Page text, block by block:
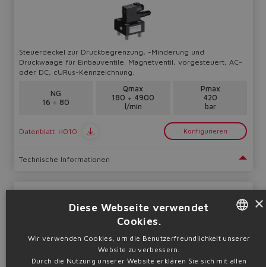
Steuerdeckel zur Druckbegrenzung, -Minderung und
Druckwaage für Einbauventile. Magnetventil, vorgesteuert, AC-
oder DC, cURus-Kennzeichnung.
NG
16 ÷ 80
Qmax
180 ÷ 4900
l/min
Pmax
420
bar
Datenblatt H010 Konfigurieren
Technische Informationen
ISO Einbauventile ×
Diese Webseite verwendet
Cookies.
Wir verwenden Cookies, um die Benutzerfreundlichkeit unserer
Website zu verbessern.
Durch die Nutzung unserer Website erklären Sie sich mit allen